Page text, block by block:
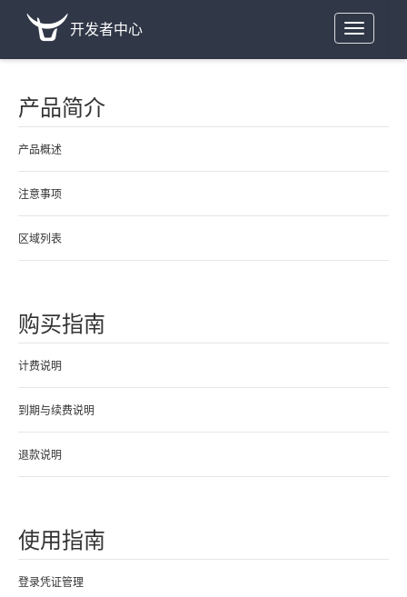
Toggle
navigation
开发者中心
产品简介
产品概述
注意事项
区域列表
购买指南
计费说明
到期与续费说明
退款说明
使用指南
登录凭证管理